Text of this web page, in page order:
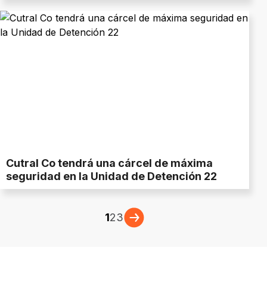
Cutral Co tendrá una cárcel de máxima
seguridad en la Unidad de Detención 22
123